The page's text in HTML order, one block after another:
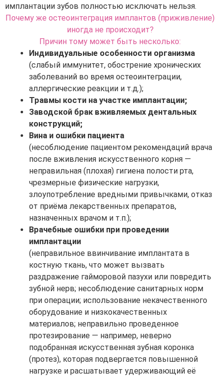
имплантации зубов полностью исключать нельзя.
Почему же остеоинтеграция имплантов (приживление)
иногда не происходит?
Причин тому может быть несколько:
Индивидуальные особенности организма
(слабый иммунитет, обострение хронических
заболеваний во время остеоинтеграции,
аллергические реакции и т.д.);
Травмы кости на участке имплантации;
Заводской брак вживляемых дентальных
конструкций;
Вина и ошибки пациента
(несоблюдение пациентом рекомендаций врача
после вживления искусственного корня —
неправильная (плохая) гигиена полости рта,
чрезмерные физические нагрузки,
злоупотребление вредными привычками, отказ
от приёма лекарственных препаратов,
назначенных врачом и т.п.);
Врачебные ошибки при проведении
имплантации
(неправильное ввинчивание имплантата в
костную ткань, что может вызвать
раздражение гайморовой пазухи или повредить
зубной нерв; несоблюдение санитарных норм
при операции; использование некачественного
оборудование и низкокачественных
материалов; неправильно проведенное
протезирование — например, неверно
подобранная искусственная зубная коронка
(протез), которая подвергается повышенной
нагрузке и расшатывает удерживающий её